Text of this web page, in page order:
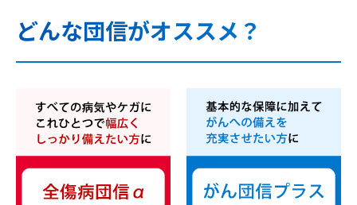
どんな団信がオススメ？